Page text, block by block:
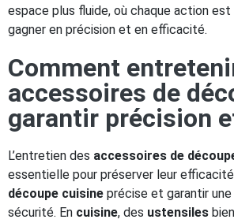
espace plus fluide, où chaque action
gagner en précision et en efficacité.
Comment
accessoires de
garantir précision
L’entretien des accessoires de
essentielle pour préserver leur
découpe cuisine précise et garantir
sécurité. En cuisine, des ustensiles